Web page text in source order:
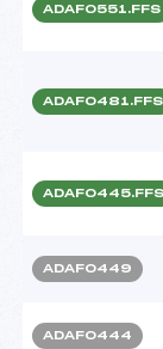
ADAF0551.FFS
ADAF0481.FFS
ADAF0445.FFS
ADAF0449
ADAF0444